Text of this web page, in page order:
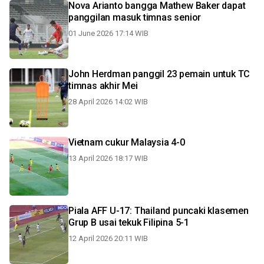
Nova Arianto bangga Mathew Baker dapat
panggilan masuk timnas senior
01 June 2026 17:14 WIB
John Herdman panggil 23 pemain untuk TC
timnas akhir Mei
28 April 2026 14:02 WIB
Vietnam cukur Malaysia 4-0
13 April 2026 18:17 WIB
Piala AFF U-17: Thailand puncaki klasemen
Grup B usai tekuk Filipina 5-1
12 April 2026 20:11 WIB